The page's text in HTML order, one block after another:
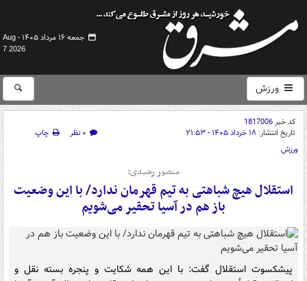
جمعه ۱۶ مرداد ۱۴۰۵ -
Aug
7 2026
ورزش
کد خبر1817006
تاریخ انتشار: ۱۸ خرداد ۱۴۰۵ - ۲۱:۵۳ ۰ نظر
چاپ
ورزش
منصور رشیدی:
استقلال هیچ شباهتی به تیم قهرمان ندارد/ با این وضعیت
باز هم در آسیا تحقیر می‌شویم
پیشکسوت استقلال گفت: با این همه شکایت و پنجره بسته نقل و